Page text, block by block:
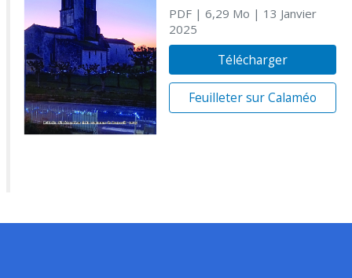
PDF| 6,29 Mo | 13 Janvier
2025
Télécharger
Feuilleter sur Calaméo